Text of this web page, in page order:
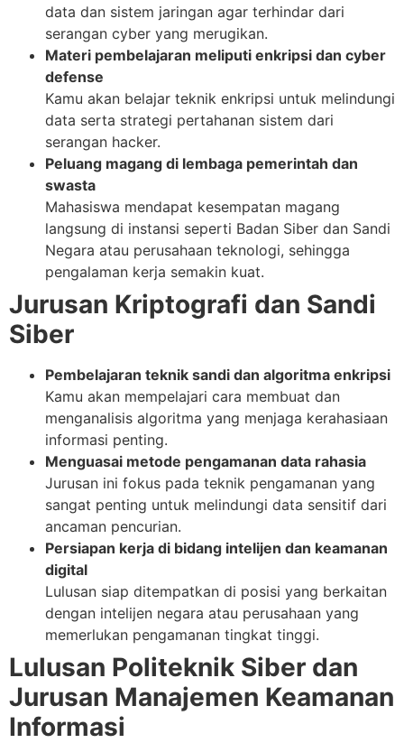
data dan sistem jaringan agar terhindar dari
serangan cyber yang merugikan.
Materi pembelajaran meliputi enkripsi dan cyber
defense
Kamu akan belajar teknik enkripsi untuk melindungi
data serta strategi pertahanan sistem dari
serangan hacker.
Peluang magang di lembaga pemerintah dan
swasta
Mahasiswa mendapat kesempatan magang
langsung di instansi seperti Badan Siber dan Sandi
Negara atau perusahaan teknologi, sehingga
pengalaman kerja semakin kuat.
Jurusan Kriptografi dan Sandi
Siber
Pembelajaran teknik sandi dan algoritma enkripsi
Kamu akan mempelajari cara membuat dan
menganalisis algoritma yang menjaga kerahasiaan
informasi penting.
Menguasai metode pengamanan data rahasia
Jurusan ini fokus pada teknik pengamanan yang
sangat penting untuk melindungi data sensitif dari
ancaman pencurian.
Persiapan kerja di bidang intelijen dan keamanan
digital
Lulusan siap ditempatkan di posisi yang berkaitan
dengan intelijen negara atau perusahaan yang
memerlukan pengamanan tingkat tinggi.
Lulusan Politeknik Siber dan
Jurusan Manajemen Keamanan
Informasi